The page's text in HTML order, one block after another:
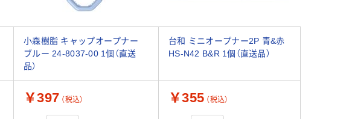
小森樹脂 キャップオープナー
ブルー 24-8037-00 1個（直送
品）
台和 ミニオープナー2P 青&赤
HS-N42 B&R 1個（直送品）
￥397 （税込） ￥355 （税込）